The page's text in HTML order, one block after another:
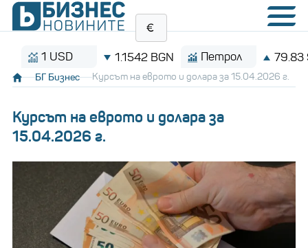
1 USD 1.1542 BGN Петрол 79.83 $/
БГ Бизнес Курсът на еврото и долара за 15.04.2026 г.
Курсът на еврото и долара за
15.04.2026 г.